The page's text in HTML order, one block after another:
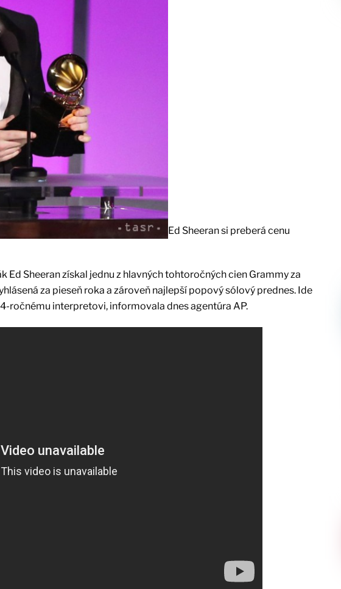
Ed Sheeran si preberá cenu
Ed Sheeran získal jednu z hlavných tohtoročných cien Grammy za
za pieseň roka a zároveň najlepší popový sólový prednes. Ide
ročnému interpretovi, informovala dnes agentúra AP.